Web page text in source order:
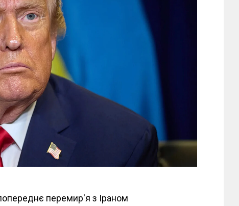
перемир'я з Іраном